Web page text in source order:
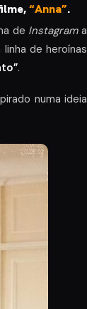
“Anna”.
de Instagrama
de heroínas
.
numa ideia